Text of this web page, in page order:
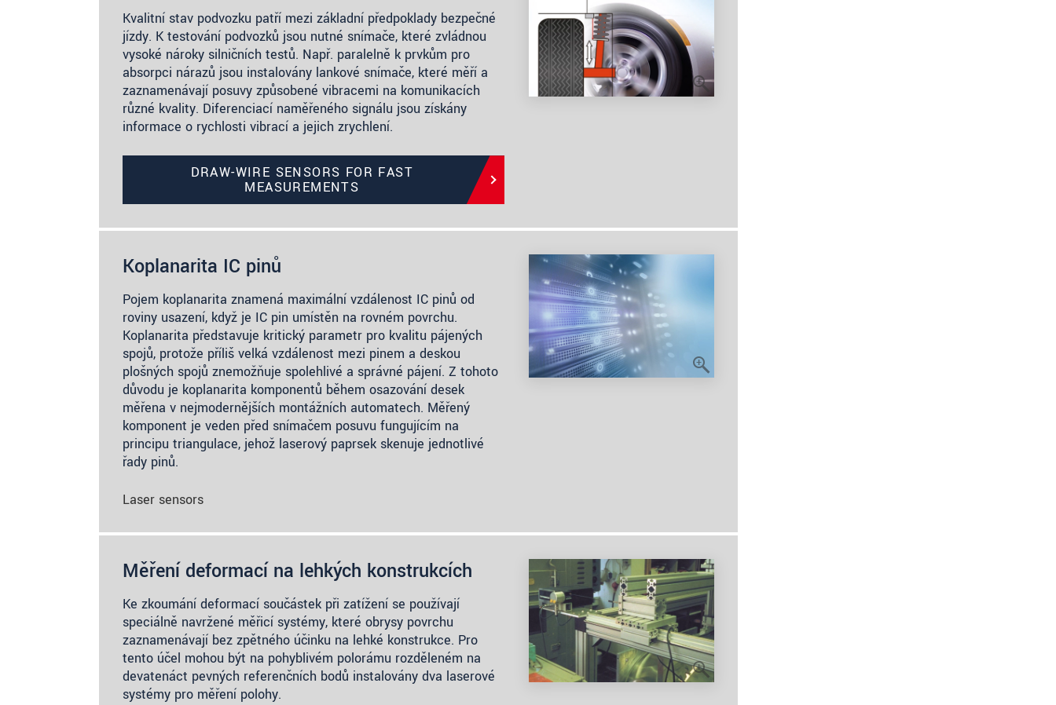
Kvalitní stav podvozku patří mezi základní předpoklady bezpečné
jízdy. K testování podvozků jsou nutné snímače, které zvládnou
vysoké nároky silničních testů. Např. paralelně k prvkům pro
absorpci nárazů jsou instalovány lankové snímače, které měří a
zaznamenávají posuvy způsobené vibracemi na komunikacích
různé kvality. Diferenciací naměřeného signálu jsou získány
informace o rychlosti vibrací a jejich zrychlení.
DRAW-WIRE SENSORS FOR FAST
MEASUREMENTS
Koplanarita IC pinů
Pojem koplanarita znamená maximální vzdálenost IC pinů od
roviny usazení, když je IC pin umístěn na rovném povrchu.
Koplanarita představuje kritický parametr pro kvalitu pájených
spojů, protože příliš velká vzdálenost mezi pinem a deskou
plošných spojů znemožňuje spolehlivé a správné pájení. Z tohoto
důvodu je koplanarita komponentů během osazování desek
měřena v nejmodernějších montážních automatech. Měřený
komponent je veden před snímačem posuvu fungujícím na
principu triangulace, jehož laserový paprsek skenuje jednotlivé
řady pinů.
Laser sensors
Měření deformací na lehkých konstrukcích
Ke zkoumání deformací součástek při zatížení se používají
speciálně navržené měřicí systémy, které obrysy povrchu
zaznamenávají bez zpětného účinku na lehké konstrukce. Pro
tento účel mohou být na pohyblivém polorámu rozděleném na
devatenáct pevných referenčních bodů instalovány dva laserové
systémy pro měření polohy.